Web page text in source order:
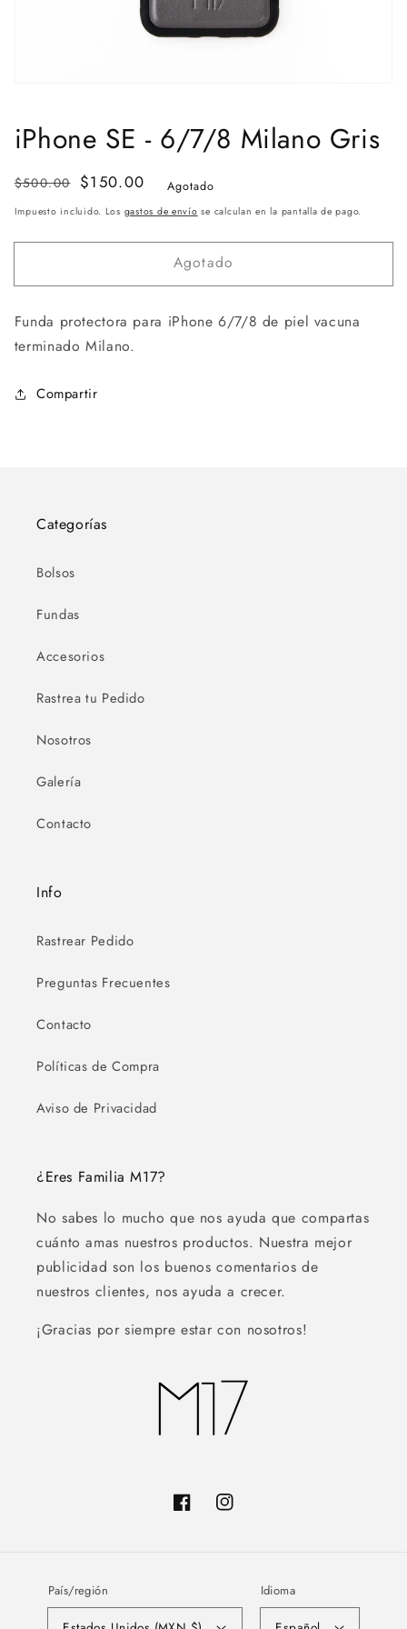
iPhone SE - 6/7/8 Milano Gris
Precio
habitual
$500.00
Precio
de
$150.00 Agotado
Impuesto incluido. Los gastos de envío se calculan en la pantalla de pago.
Agotado
Funda protectora para iPhone 6/7/8 de piel vacuna
terminado Milano.
Compartir
Categorías
Bolsos
Fundas
Accesorios
Rastrea tu Pedido
Nosotros
Galería
Contacto
Info
Rastrear Pedido
Preguntas Frecuentes
Contacto
Políticas de Compra
Aviso de Privacidad
¿Eres Familia M17?
No sabes lo mucho que nos ayuda que compartas
cuánto amas nuestros productos. Nuestra mejor
publicidad son los buenos comentarios de
nuestros clientes, nos ayuda a crecer.
¡Gracias por siempre estar con nosotros!
FacebookInstagram
País/región Idioma